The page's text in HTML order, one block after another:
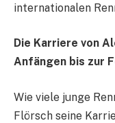
internationalen
Die Karriere von
Anfängen bis zur
Wie viele junge
Flörsch seine